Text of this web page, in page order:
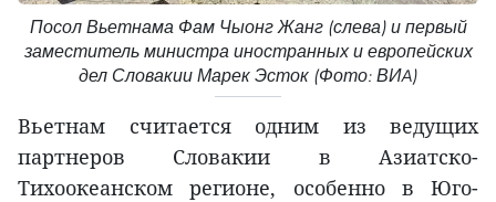
Посол Вьетнама Фам Чыонг Жанг (слева) и первый
заместитель министра иностранных и европейских
дел Словакии Марек Эсток (Фото: ВИA)
Вьетнам считается одним из ведущих
партнеров Словакии в Азиатско-
Тихоокеанском регионе, особенно в Юго-